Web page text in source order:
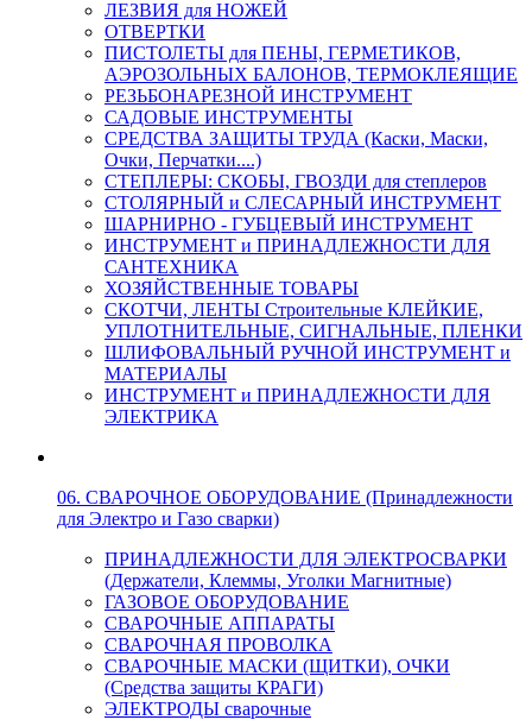
ЛЕЗВИЯ для НОЖЕЙ
ОТВЕРТКИ
ПИСТОЛЕТЫ для ПЕНЫ, ГЕРМЕТИКОВ,
АЭРОЗОЛЬНЫХ БАЛОНОВ, ТЕРМОКЛЕЯЩИЕ
РЕЗЬБОНАРЕЗНОЙ ИНСТРУМЕНТ
САДОВЫЕ ИНСТРУМЕНТЫ
СРЕДСТВА ЗАЩИТЫ ТРУДА (Каски, Маски,
Очки, Перчатки....)
СТЕПЛЕРЫ: СКОБЫ, ГВОЗДИ для степлеров
СТОЛЯРНЫЙ и СЛЕСАРНЫЙ ИНСТРУМЕНТ
ШАРНИРНО - ГУБЦЕВЫЙ ИНСТРУМЕНТ
ИНСТРУМЕНТ и ПРИНАДЛЕЖНОСТИ ДЛЯ
САНТЕХНИКА
ХОЗЯЙСТВЕННЫЕ ТОВАРЫ
СКОТЧИ, ЛЕНТЫ Строительные КЛЕЙКИЕ,
УПЛОТНИТЕЛЬНЫЕ, СИГНАЛЬНЫЕ, ПЛЕНКИ
ШЛИФОВАЛЬНЫЙ РУЧНОЙ ИНСТРУМЕНТ и
МАТЕРИАЛЫ
ИНСТРУМЕНТ и ПРИНАДЛЕЖНОСТИ ДЛЯ
ЭЛЕКТРИКА
06. СВАРОЧНОЕ ОБОРУДОВАНИЕ (Принадлежности
для Электро и Газо сварки)
ПРИНАДЛЕЖНОСТИ ДЛЯ ЭЛЕКТРОСВАРКИ
(Держатели, Клеммы, Уголки Магнитные)
ГАЗОВОЕ ОБОРУДОВАНИЕ
СВАРОЧНЫЕ АППАРАТЫ
СВАРОЧНАЯ ПРОВОЛКА
СВАРОЧНЫЕ МАСКИ (ЩИТКИ), ОЧКИ
(Средства защиты КРАГИ)
ЭЛЕКТРОДЫ сварочные